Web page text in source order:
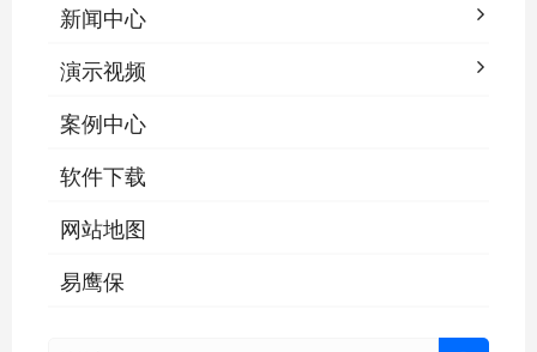
新闻中心
演示视频
案例中心
软件下载
网站地图
易鹰保